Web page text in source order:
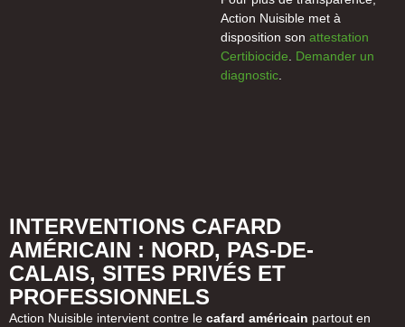
Action Nuisible met à
disposition son attestation
Certibiocide
Demander un
diagnostic
INTERVENTIONS CAFARD
AMÉRICAIN : NORD, PAS-DE-
CALAIS, SITES PRIVÉS ET
PROFESSIONNELS
Action Nuisible intervient contre le cafard américain partout en